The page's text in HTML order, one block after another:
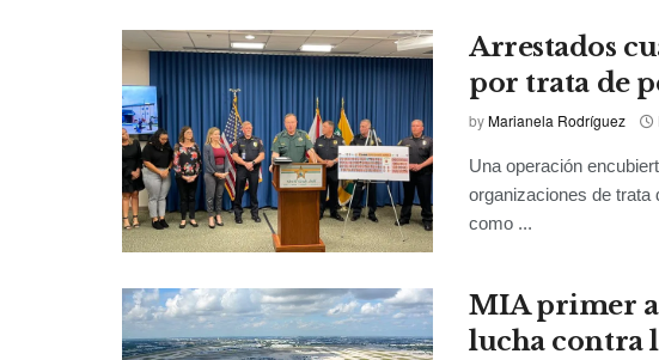
Arrestados
por trata de
byMarianela Rodríguez
Una operación
organizaciones de trata
como ...
MIA primer
lucha contra